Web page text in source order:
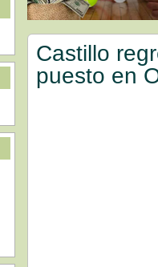
Castillo
puesto en